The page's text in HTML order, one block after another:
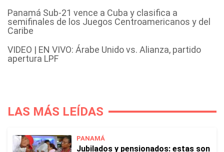
Panamá Sub-21 vence a Cuba y clasifica a
semifinales de los Juegos Centroamericanos y del
Caribe
VIDEO | EN VIVO: Árabe Unido vs. Alianza, partido
apertura LPF
LAS MÁS LEÍDAS
PANAMÁ
Jubilados y pensionados: estas son